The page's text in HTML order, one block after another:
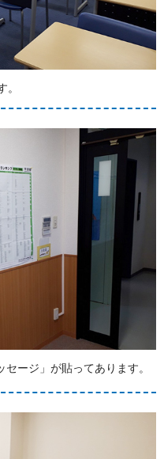
ージ」が貼ってあります。